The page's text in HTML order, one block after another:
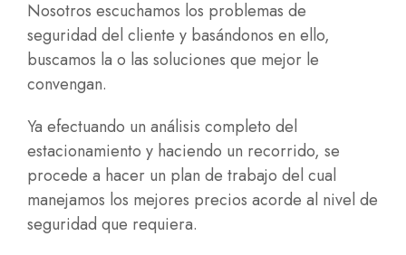
Nosotros escuchamos los problemas de
seguridad del cliente y basándonos en ello,
buscamos la o las soluciones que mejor le
convengan.
Ya efectuando un análisis completo del
estacionamiento y haciendo un recorrido, se
procede a hacer un plan de trabajo del cual
manejamos los mejores precios acorde al nivel de
seguridad que requiera.